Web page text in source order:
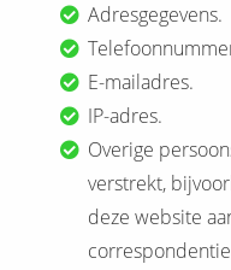
Adresgegevens.
E-mailadres.
IP-adres.
Overige
verstrekt,
deze website